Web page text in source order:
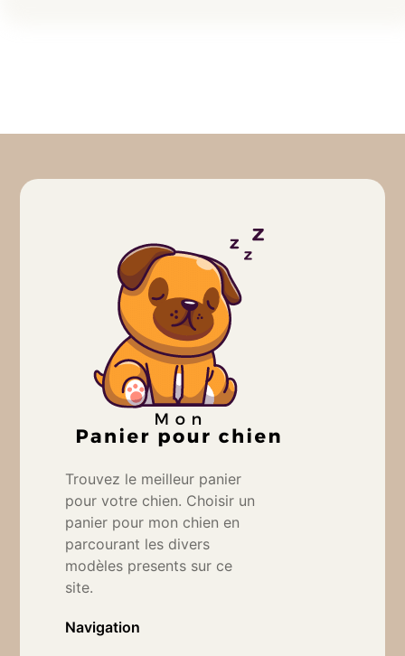
Trouvez le meilleur panier
pour votre chien. Choisir un
panier pour mon chien en
parcourant les divers
modèles presents sur ce
site.
Navigation